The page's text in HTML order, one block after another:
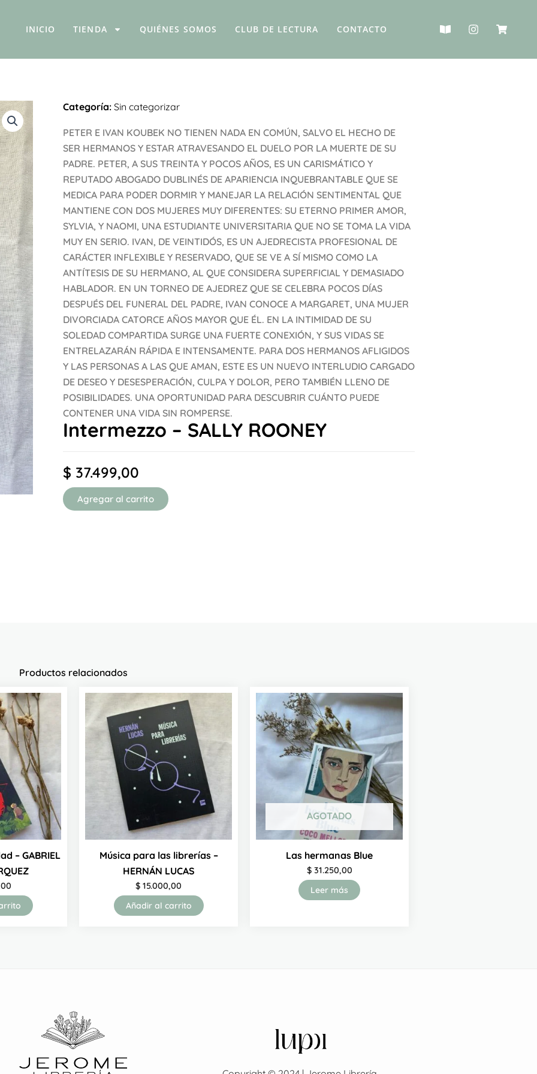
INICIO TIENDA QUIÉNES SOMOS CLUB DE LECTURA CONTACTO B
o
I
n
S
h
Categoría: Sin categorizar
PETER E IVAN KOUBEK NO TIENEN NADA EN COMÚN, SALVO EL HECHO DE
SER HERMANOS Y ESTAR ATRAVESANDO EL DUELO POR LA MUERTE DE SU
PADRE. PETER, A SUS TREINTA Y POCOS AÑOS, ES UN CARISMÁTICO Y
REPUTADO ABOGADO DUBLINÉS DE APARIENCIA INQUEBRANTABLE QUE SE
MEDICA PARA PODER DORMIR Y MANEJAR LA RELACIÓN SENTIMENTAL QUE
MANTIENE CON DOS MUJERES MUY DIFERENTES: SU ETERNO PRIMER AMOR,
SYLVIA, Y NAOMI, UNA ESTUDIANTE UNIVERSITARIA QUE NO SE TOMA LA VIDA
MUY EN SERIO. IVAN, DE VEINTIDÓS, ES UN AJEDRECISTA PROFESIONAL DE
CARÁCTER INFLEXIBLE Y RESERVADO, QUE SE VE A SÍ MISMO COMO LA
ANTÍTESIS DE SU HERMANO, AL QUE CONSIDERA SUPERFICIAL Y DEMASIADO
HABLADOR. EN UN TORNEO DE AJEDREZ QUE SE CELEBRA POCOS DÍAS
DESPUÉS DEL FUNERAL DEL PADRE, IVAN CONOCE A MARGARET, UNA MUJER
DIVORCIADA CATORCE AÑOS MAYOR QUE ÉL. EN LA INTIMIDAD DE SU
SOLEDAD COMPARTIDA SURGE UNA FUERTE CONEXIÓN, Y SUS VIDAS SE
ENTRELAZARÁN RÁPIDA E INTENSAMENTE. PARA DOS HERMANOS AFLIGIDOS
Y LAS PERSONAS A LAS QUE AMAN, ESTE ES UN NUEVO INTERLUDIO CARGADO
DE DESEO Y DESESPERACIÓN, CULPA Y DOLOR, PERO TAMBIÉN LLENO DE
POSIBILIDADES. UNA OPORTUNIDAD PARA DESCUBRIR CUÁNTO PUEDE
CONTENER UNA VIDA SIN ROMPERSE.
Intermezzo – SALLY ROONEY
$ 37.499,00
Agregar al carrito
Productos relacionados
– GABRIEL
Música para las librerías –
HERNÁN LUCAS
$ 15.000,00
Añadir al carrito
AGOTADO
Las hermanas Blue
$31.250,00
Leer más